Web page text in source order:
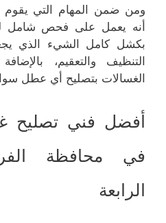
ومن ضمن المهام التي يقوم
أنه يعمل على فحص شامل
بكشل كامل الشيء الذي
التنظيف والتعقيم،
الغسالات بتصليح أي عطل
أفضل فني تصليح
في محافظة
الرابعة